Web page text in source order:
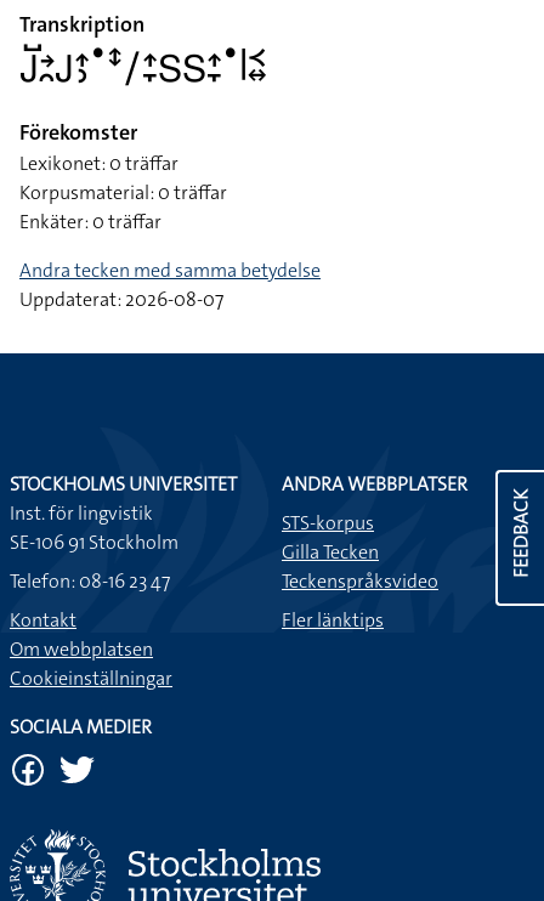
Transkription
􌤢􌤹􌥔􌥘􌤢􌤴􌤶􌤟􌥥􌥠􌤴􌥙􌥅􌥅􌤴􌥙􌤟􌥼􌥹􌦉
Förekomster
Lexikonet: 0 träffar
Korpusmaterial: 0 träffar
Enkäter: 0 träffar
Andra tecken med samma betydelse
Uppdaterat: 2026-08-07
FEEDBACK
STOCKHOLMS UNIVERSITET
Inst. för lingvistik
SE-106 91 Stockholm
Telefon: 08-16 23 47
Kontakt
Om webbplatsen
Cookieinställningar
ANDRA WEBBPLATSER
STS-korpus
Gilla Tecken
Teckenspråksvideo
Fler länktips
SOCIALA MEDIER